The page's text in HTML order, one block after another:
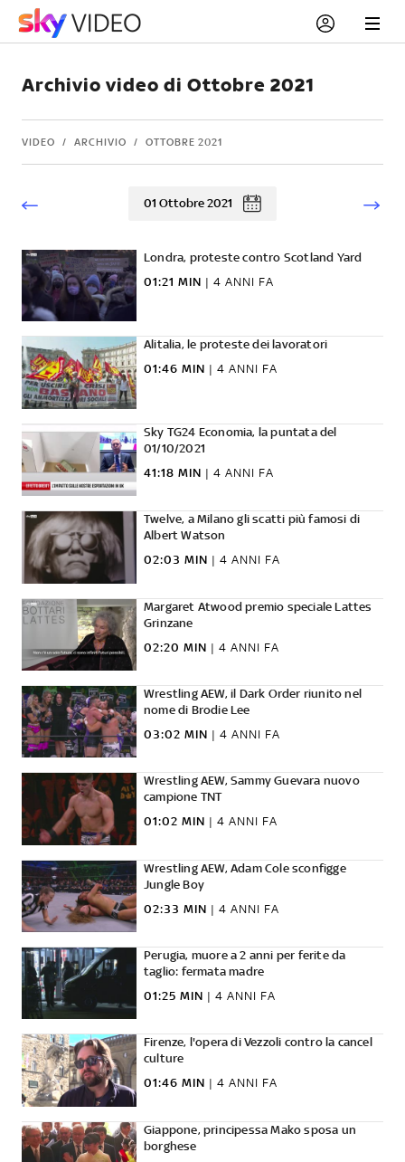
Archivio video di Ottobre 2021
VIDEO ARCHIVIO OTTOBRE 2021
01 Ottobre 2021
Londra, proteste contro Scotland Yard
01:21 MIN | 4 ANNI FA
Alitalia, le proteste dei lavoratori
01:46 MIN | 4 ANNI FA
Sky TG24 Economia, la puntata del
01/10/2021
41:18 MIN | 4 ANNI FA
Twelve, a Milano gli scatti più famosi di
Albert Watson
02:03 MIN | 4 ANNI FA
Margaret Atwood premio speciale Lattes
Grinzane
02:20 MIN | 4 ANNI FA
Wrestling AEW, il Dark Order riunito nel
nome di Brodie Lee
03:02 MIN | 4 ANNI FA
Wrestling AEW, Sammy Guevara nuovo
campione TNT
01:02 MIN | 4 ANNI FA
Wrestling AEW, Adam Cole sconfigge
Jungle Boy
02:33 MIN | 4 ANNI FA
Perugia, muore a 2 anni per ferite da
taglio: fermata madre
01:25 MIN | 4 ANNI FA
Firenze, l'opera di Vezzoli contro la cancel
culture
01:46 MIN | 4 ANNI FA
Giappone, principessa Mako sposa un
borghese